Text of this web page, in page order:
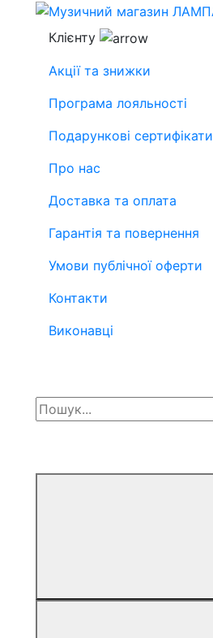
Клієнту
Акції та знижки
Програма лояльності
Подарункові сертифікати
Про нас
Доставка та оплата
Гарантія та повернення
Умови публічної оферти
Контакти
Виконавці